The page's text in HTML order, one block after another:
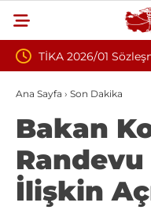
Bilişim Personeli
Ana Sayfa › Son Dakika
Bakan
Randevu
İlişkin